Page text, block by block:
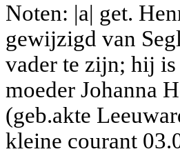
Noten: |a| get.
gewijzigd van
vader te zijn; hij
moeder Johanna
(geb.akte
kleine courant